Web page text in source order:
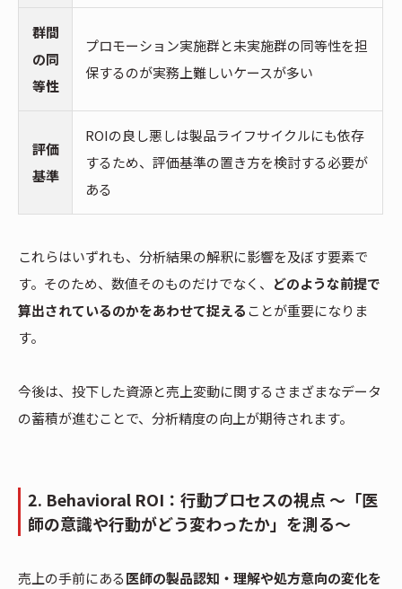
群間
の同
等性
プロモーション実施群と未実施群の同等性を担
保するのが実務上難しいケースが多い
評価
基準
ROIの良し悪しは製品ライフサイクルにも依存
するため、評価基準の置き方を検討する必要が
ある
これらはいずれも、分析結果の解釈に影響を及ぼす要素で
す。そのため、数値そのものだけでなく、 どのような前提で
算出されているのかをあわせて捉えることが重要になりま
す。
今後は、投下した資源と売上変動に関するさまざまなデータ
の蓄積が進むことで、分析精度の向上が期待されます。
2. Behavioral ROI：行動プロセスの視点 〜「医
師の意識や行動がどう変わったか」を測る〜
売上の手前にある医師の製品認知・理解や処方意向の変化を